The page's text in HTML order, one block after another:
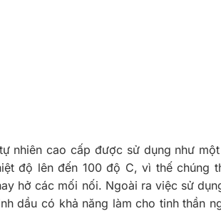
nhiên cao cấp được sử dụng như
độ lên đến 100 độ C, vì thế chúng
hở các mối nối. Ngoài ra việc sử
dầu có khả năng làm cho tinh thần